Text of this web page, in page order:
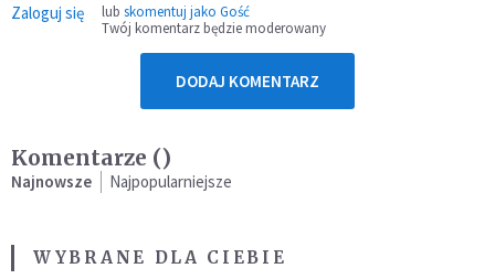
Zaloguj się lub skomentuj jako Gość
Twój komentarz będzie moderowany
DODAJ KOMENTARZ
Komentarze ()
Najnowsze Najpopularniejsze
WYBRANE DLA CIEBIE